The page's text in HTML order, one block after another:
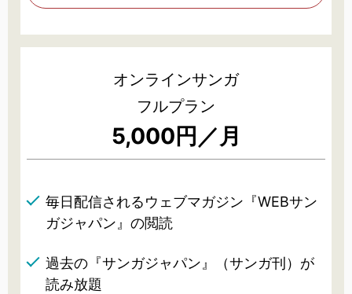
オンラインサンガ
フルプラン
5,000円／月
毎日配信されるウェブマガジン『WEBサン
ガジャパン』の閲読
過去の『サンガジャパン』（サンガ刊）が
読み放題